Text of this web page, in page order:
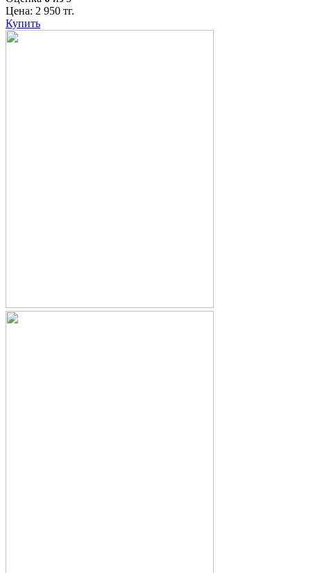
Цена: 2 950 тг.
Купить